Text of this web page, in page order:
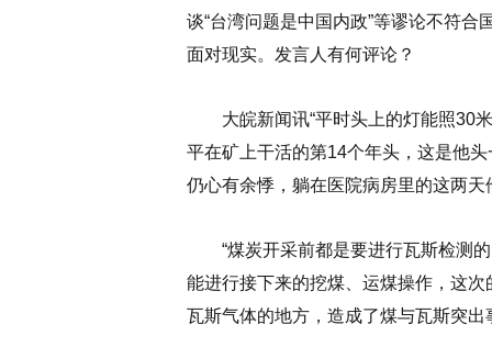
谈“台湾问题是中国内政”等谬论不符
面对现实。发言人有何评论？
大皖新闻讯“平时头上的灯能照30米
平在矿上干活的第14个年头，这是他
仍心有余悸，躺在医院病房里的这两
“煤炭开采前都是要进行瓦斯检测的
能进行接下来的挖煤、运煤操作，这
瓦斯气体的地方，造成了煤与瓦斯突出